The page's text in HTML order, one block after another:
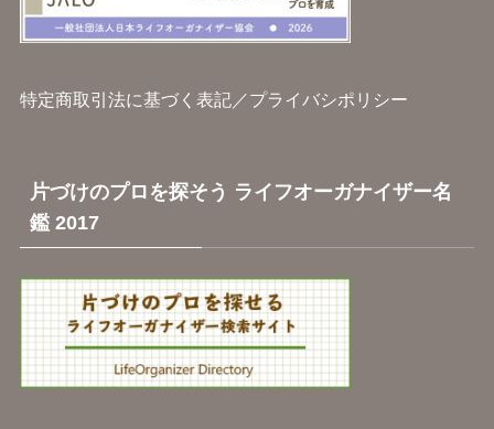
特定商取引法に基づく表記／プライバシポリシー
片づけのプロを探そう ライフオーガナイザー名
鑑 2017